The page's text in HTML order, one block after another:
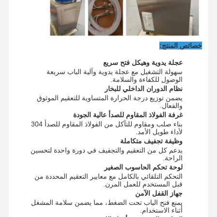
جولة في
المصنع
مراقبة الجودة اتصل بنا أخبار
القضايا
معقم الأوتوكلاف الأفقي
آلة الأوتوكلاف العمودي
جهاز تعقيم أوتوكلاف للطاولة
آلة الأوتوكلاف المحمولة
معقم البلازما بدرجة حرارة منخفضة
خصائص المنتج:
عجلة يدوية وهيكل فتح سريع
سهولة التشغيل مع عجلة يدوية وآلية الباب سريعة
الوصول للكفاءة والسلامة.
نظام الدوران الداخلي للبخار
يضمن توزيع درجة الحرارة المتساوية للتعقيم الموثوق
والفعال.
غرفة الفولاذ المقاوم للصدأ عالية الجودة
بناء صلب ومقاوم للتآكل من الفولاذ المقاوم للصدأ 304
لأداء طويل الأمد.
وظيفة تجفيف متكاملة
يدعم كل من التعقيم والتجفيف في دورة واحدة لتحسين
الراحة.
لوحة تحكم الحاسوب الصغير
التحكم التلقائي بالكامل مع معايير التعقيم المحددة من
قبل المستخدم للعمل المرن.
جهاز القفل الآمن
يمنع فتح الباب تحت الضغط، مما يضمن سلامة المشغل
أثناء الاستخدام.